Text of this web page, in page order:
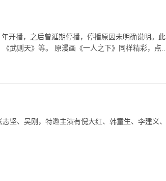
开播，之后曾延期停播，停播原因未明确说明。此
武则天》等。 原漫画《一人之下》同样精彩，点...
坚、吴刚，特邀主演有倪大红、韩童生、李建义、